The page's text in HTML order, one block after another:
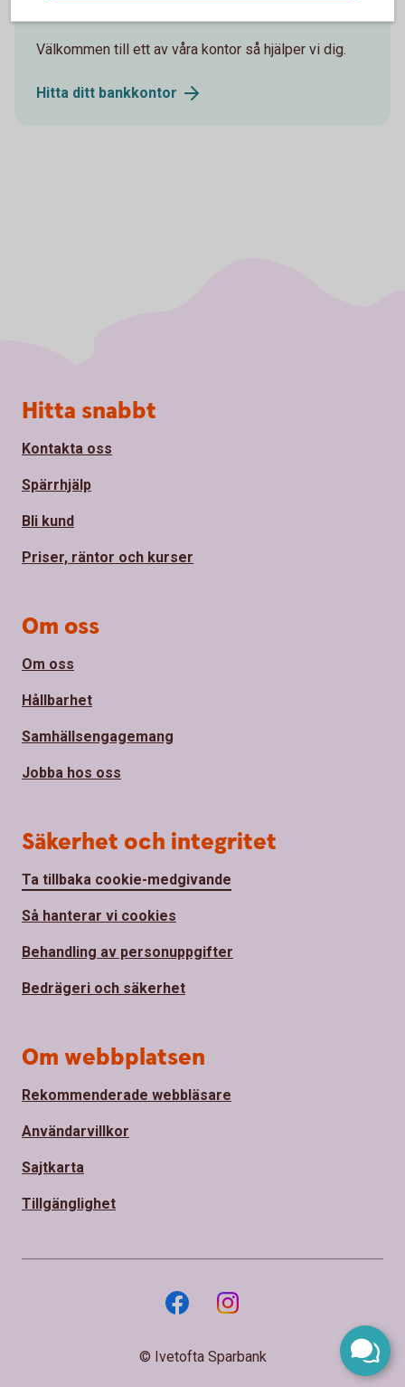
Välkommen till ett av våra kontor så hjälper vi dig.
Hitta ditt bankkontor
Sidfot
Hitta snabbt
Kontakta oss
Spärrhjälp
Bli kund
Priser, räntor och kurser
Om oss
Om oss
Hållbarhet
Samhällsengagemang
Jobba hos oss
Säkerhet och integritet
Ta tillbaka cookie-medgivande
Så hanterar vi cookies
Behandling av personuppgifter
Bedrägeri och säkerhet
Om webbplatsen
Rekommenderade webbläsare
Användarvillkor
Sajtkarta
Tillgänglighet
© Ivetofta Sparbank